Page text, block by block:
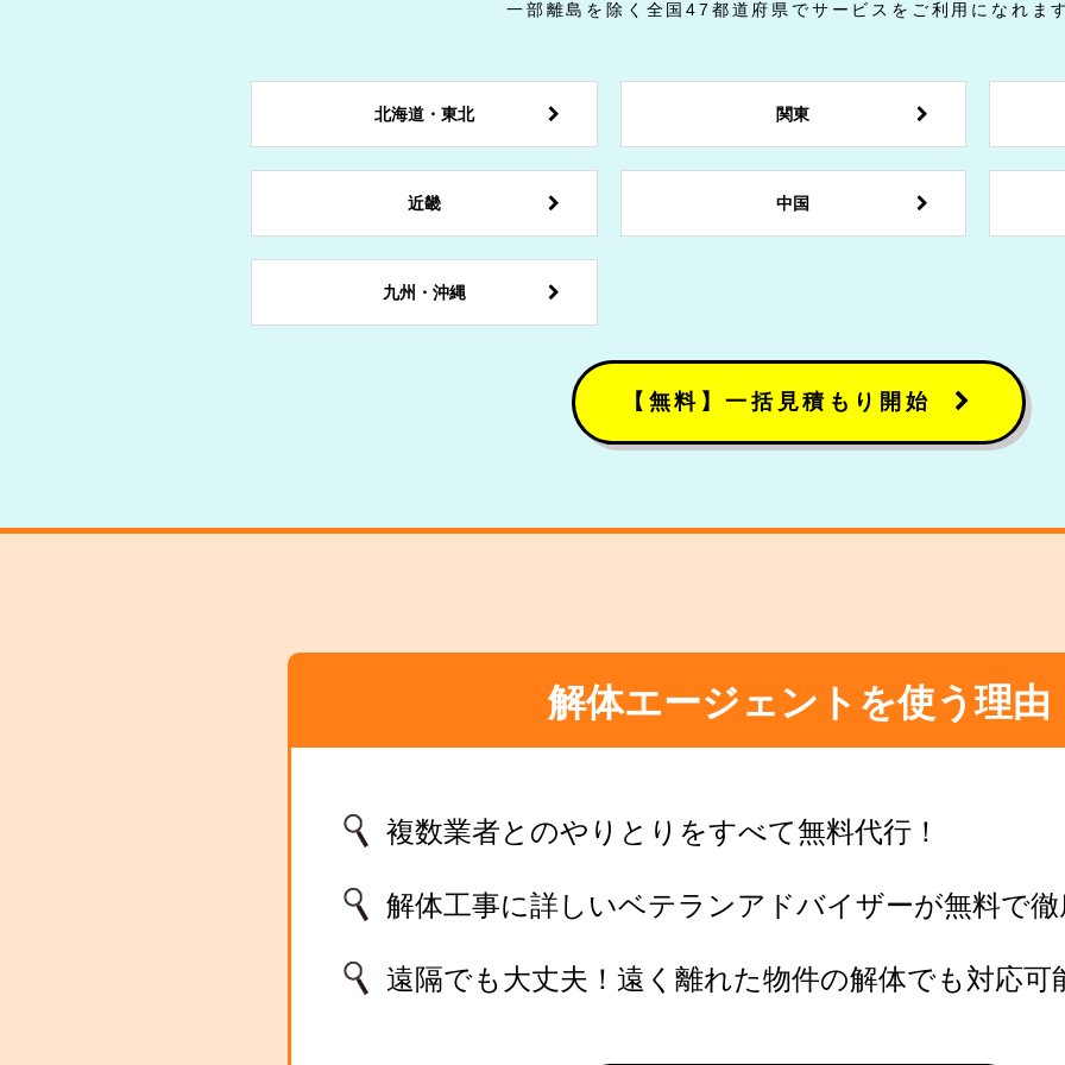
一部離島を除く全国47都道府県でサービスをご利用になれます
北海道・東北 関東
近畿 中国
九州・沖縄
【無料】一括見積もり開始
解体エージェントを使う理由
複数業者とのやりとりをすべて無料代行！
解体工事に詳しいベテランアドバイザーが無料で徹
遠隔でも大丈夫！遠く離れた物件の解体でも対応可